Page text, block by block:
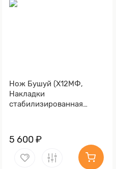
Нож Бушуй (Х12МФ,
Накладки
стабилизированная
5 600 ₽